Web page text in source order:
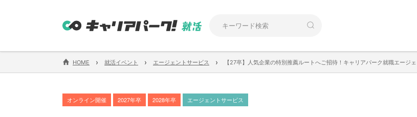
HOME › 就活イベント › エージェントサービス › 【27卒】人気企業の特別推薦ルートへご招待！キャリアパーク就職エージェ
オンライン開催 2027年卒 2028年卒 エージェントサービス